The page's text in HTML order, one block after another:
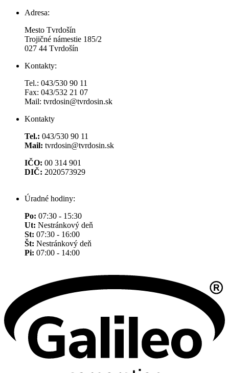
Adresa:
Mesto Tvrdošín
Trojičné námestie 185/2
027 44 Tvrdošín
Kontakty:
Tel.: 043/530 90 11
Fax: 043/532 21 07
Mail: tvrdosin@tvrdosin.sk
Kontakty
Tel.: 043/530 90 11
Mail: tvrdosin@tvrdosin.sk
IČO: 00 314 901
DIČ: 2020573929
Úradné hodiny:
Po: 07:30 - 15:30
Ut: Nestránkový deň
St: 07:30 - 16:00
Št: Nestránkový deň
Pi: 07:00 - 14:00